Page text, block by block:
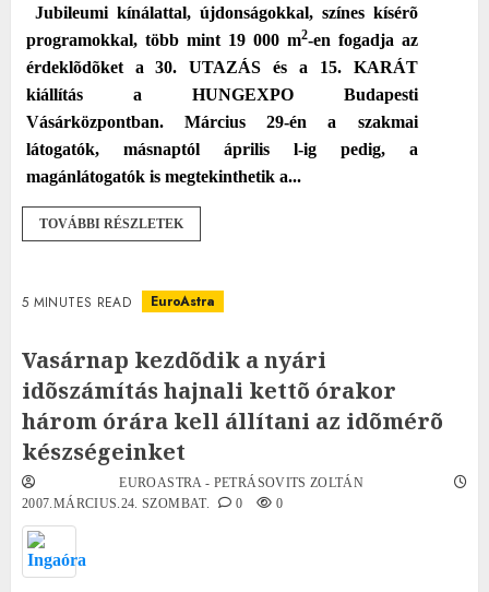
Jubileumi kínálattal, újdonságokkal, színes kísérõ
programokkal, több mint 19 000 m2-en fogadja az
érdeklõdõket a 30. UTAZÁS és a 15. KARÁT
kiállítás a HUNGEXPO Budapesti
Vásárközpontban. Március 29-én a szakmai
látogatók, másnaptól április l-ig pedig, a
magánlátogatók is megtekinthetik a...
TOVÁBBI RÉSZLETEK
5 MINUTES READ EuroAstra
Vasárnap kezdõdik a nyári
idõszámítás hajnali kettõ órakor
három órára kell állítani az idõmérõ
készségeinket
EUROASTRA - PETRÁSOVITS ZOLTÁN
2007.MÁRCIUS.24. SZOMBAT.
0 0